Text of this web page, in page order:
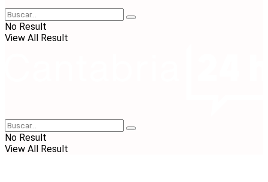
No Result
View All Result
No Result
View All Result